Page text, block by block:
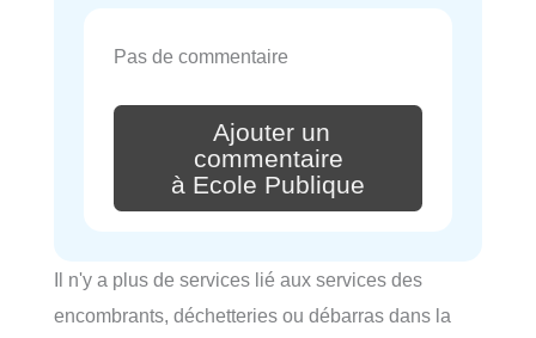
Pas de commentaire
Ajouter un
commentaire
à Ecole Publique
Il n'y a plus de services lié aux services des
encombrants, déchetteries ou débarras dans la